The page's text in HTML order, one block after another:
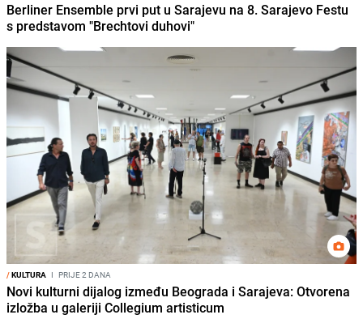
Berliner Ensemble prvi put u Sarajevu na 8. Sarajevo Festu
s predstavom "Brechtovi duhovi"
/KULTURA I PRIJE 2 DANA
Novi kulturni dijalog između Beograda i Sarajeva: Otvorena
izložba u galeriji Collegium artisticum